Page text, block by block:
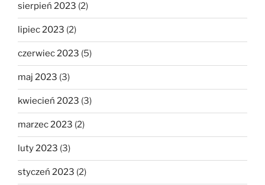
sierpień 2023 (2)
lipiec 2023 (2)
czerwiec 2023 (5)
maj 2023 (3)
kwiecień 2023 (3)
marzec 2023 (2)
luty 2023 (3)
styczeń 2023 (2)